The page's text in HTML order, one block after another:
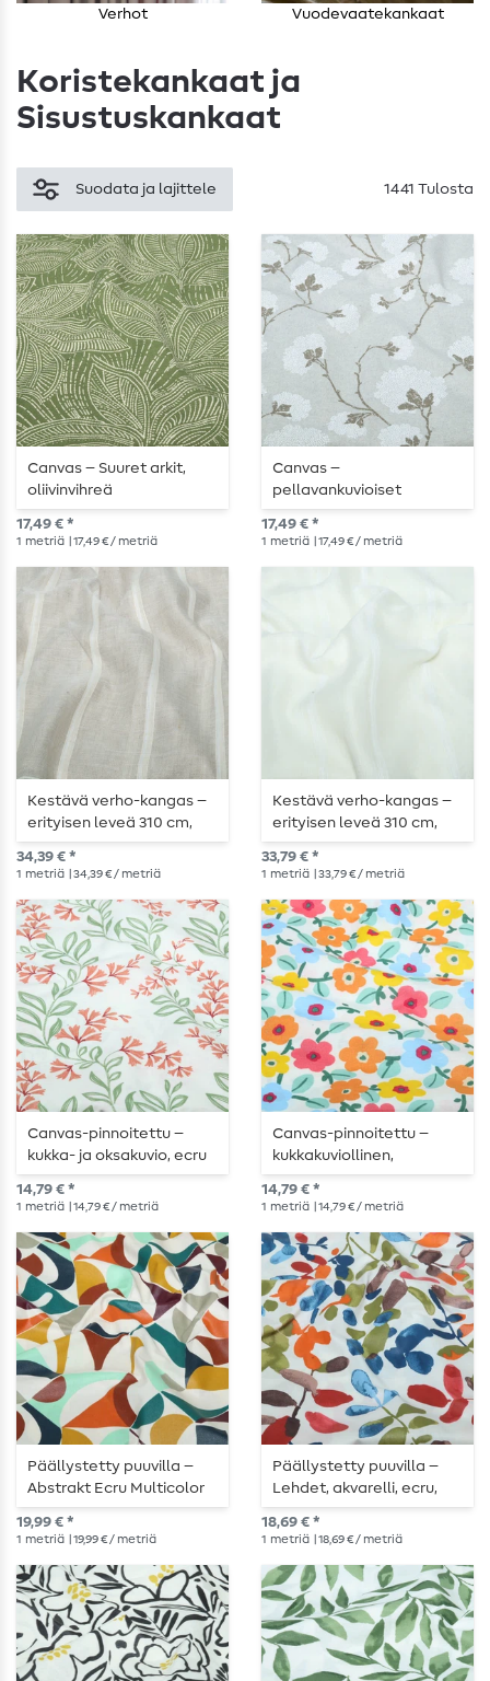
Verhot Vuodevaatekankaat
Koristekankaat ja
Sisustuskankaat
Suodata ja lajittele 1441 Tulosta
Canvas – Suuret arkit,
oliivinvihreä
17,49 € *
1 metriä | 17,49 € / metriä
Canvas –
pellavankuvioiset
kukkivat oksat, hiekka
17,49 € *
1 metriä | 17,49 € / metriä
Kestävä verho-kangas –
erityisen leveä 310 cm,
luonnonvärinen ja
hienoraitainen
34,39 € *
1 metriä | 34,39 € / metriä
Kestävä verho-kangas –
erityisen leveä 310 cm,
raidallinen, yksivärinen
ecru
33,79 € *
1 metriä | 33,79 € / metriä
Canvas-pinnoitettu –
kukka- ja oksakuvio, ecru
ja terrakotta
14,79 € *
1 metriä | 14,79 € / metriä
Canvas-pinnoitettu –
kukkakuviollinen,
valkoinen, monivärinen
14,79 € *
1 metriä | 14,79 € / metriä
Päällystetty puuvilla –
Abstrakt Ecru Multicolor
19,99 € *
1 metriä | 19,99 € / metriä
Päällystetty puuvilla –
Lehdet, akvarelli, ecru,
monivärinen
18,69 € *
1 metriä | 18,69 € / metriä